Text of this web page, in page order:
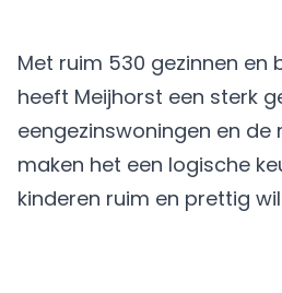
Met ruim 530 gezinnen en
heeft Meijhorst een sterk
eengezinswoningen en de
maken het een logische
kinderen ruim en prettig